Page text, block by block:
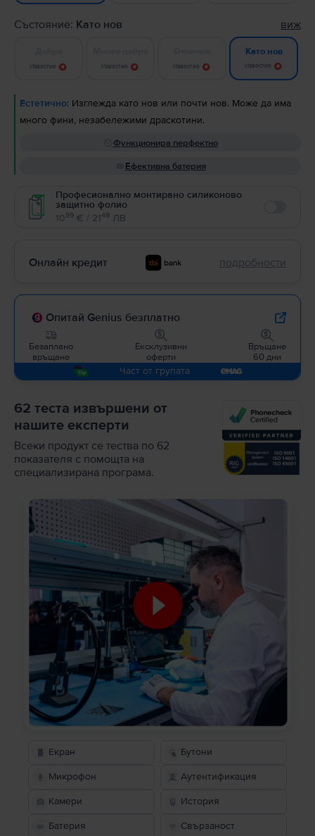
Състояние: Като нов виж
Известие Известие Известие
Като нов
Известие
Естетично: Изглежда като нов или почти нов. Може да има
много фини, незабележими драскотини.
Функционира перфектно
Ефективна батерия
Професионално монтирано силиконово
защитно фолио
1099 € / 2149 ЛВ
Онлайн кредит подробности
Опитай Genius безплатно
Безаплано
връщане
Ексклузивни
оферти
Връщане
60 дни
Част от групата
62 теста извършени от
нашите експерти
Всеки продукт се тества по 62
показателя с помощта на
специализирана програма.
Екран Бутони
Микрофон Аутентификация
Камери История
Батерия Свързаност